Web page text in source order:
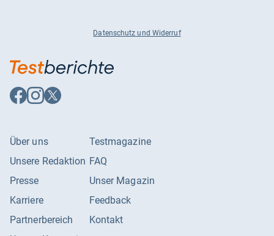
Datenschutz und Widerruf
Auf
Facebook
Auf
Instagram
Auf
X
Über uns
Unsere Redaktion
Presse
Karriere
Partnerbereich
Testmagazine
FAQ
Unser Magazin
Feedback
Kontakt